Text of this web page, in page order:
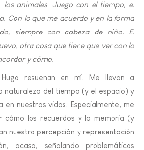
los animales. Juego con el tiempo, el
Con lo que me acuerdo y en la forma
siempre con cabeza de niño. El
otra cosa que tiene que ver con lo
y cómo.
resuenan en mí. Me llevan a
naturaleza del tiempo (y el espacio) y
en nuestras vidas. Especialmente, me
cómo los recuerdos y la memoria (y
nuestra percepción y representación
acaso, señalando problemáticas